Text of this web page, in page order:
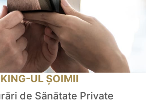
UL ȘOIMII
de Sănătate Private